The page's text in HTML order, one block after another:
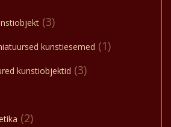
(3)
kunstiesemed (1)
kunstiobjektid (3)
(2)